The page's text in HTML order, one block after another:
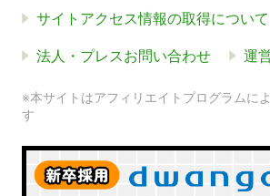
サイトアクセス情報の取得について
法人・プレスお問い合わせ 運
※本サイトはアフィリエイトプログラムに
す